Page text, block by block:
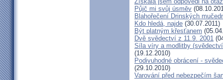
Půjč mi svůj úsměv
Blahořečení Drinských
Kdo hledá, najde (30.07.2011)
Být platným křesťanem
Dvě svědectví z 11.9. 2001
Síla víry a modlitby
(19.12.2010)
Podivuhodné obrácení -
(29.10.2010)
Varování před nebezpečím